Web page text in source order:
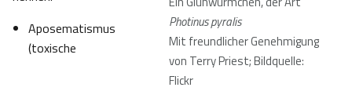
Photinus pyralis
Mit freundlicher Genehmigung
von Terry Priest; Bildquelle:
Flickr
Aposematismus
(toxische